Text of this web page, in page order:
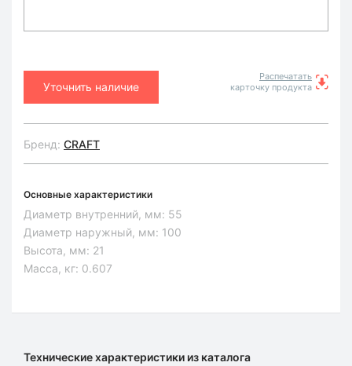
Уточнить наличие
Распечатать
карточку продукта
Бренд: CRAFT
Основные характеристики
Диаметр внутренний, мм: 55
Диаметр наружный, мм: 100
Высота, мм: 21
Масса, кг: 0.607
Технические характеристики из каталога